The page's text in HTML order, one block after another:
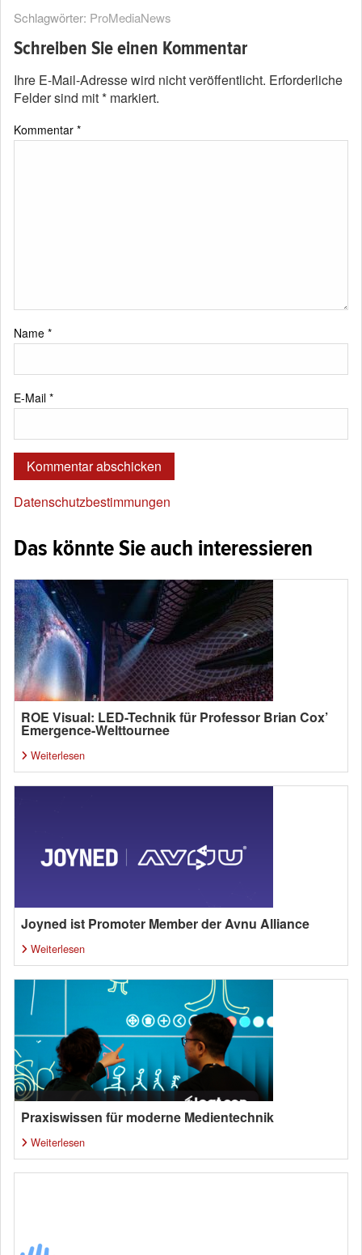
Schlagwörter: ProMediaNews
Schreiben Sie einen Kommentar
Ihre E-Mail-Adresse wird nicht veröffentlicht. Erforderliche
Felder sind mit* markiert.
Kommentar *
Name *
E-Mail *
Datenschutzbestimmungen
Das könnte Sie auch interessieren
ROE Visual: LED-Technik für Professor Brian Cox’
Emergence-Welttournee
Weiterlesen
Joyned ist Promoter Member der Avnu Alliance
Weiterlesen
Praxiswissen für moderne Medientechnik
Weiterlesen